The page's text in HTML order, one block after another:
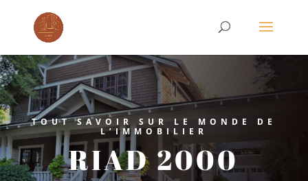
TOUT SAVOIR SUR LE MONDE DE
L’IMMOBILIER
RIAD 2000